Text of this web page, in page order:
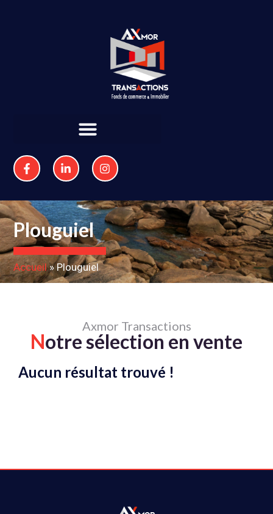
Plouguiel
Accueil»Plouguiel
Axmor Transactions
Notre sélection en vente
Aucun résultat trouvé !